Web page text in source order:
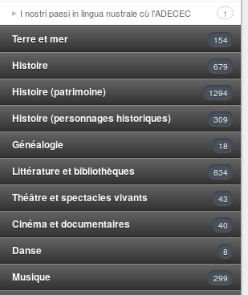
I nostri paesi in lingua nustrale cù l'ADECEC 1
Terre et mer 154
Histoire 679
Histoire (patrimoine) 1294
Histoire (personnages historiques) 309
Généalogie 18
Littérature et bibliothèques 834
Théâtre et spectacles vivants 43
Cinéma et documentaires 40
Danse 8
Musique 299